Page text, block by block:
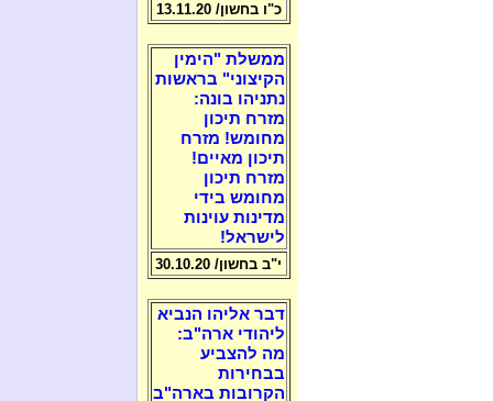
כ"ו בחשון/ 13.11.20
ממשלת "הימין
הקיצוני" בראשות
נתניהו בונה:
מזרח תיכון
מחומש! מזרח
תיכון מאיים!
מזרח תיכון
מחומש בידי
מדינות עוינות
לישראל!
י"ב בחשון/ 30.10.20
דבר אליהו הנביא
ליהודי ארה"ב:
מה להצביע
בבחירות
הקרובות בארה"ב